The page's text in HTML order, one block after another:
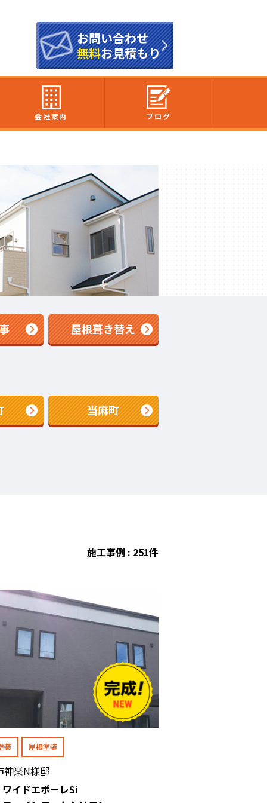
お問い合わせ
無料お見積もり
会社案内 ブログ
屋根葺き替え
当麻町
施工事例 : 251件
装 屋根塗装
神楽N様邸
イドエポーレSi